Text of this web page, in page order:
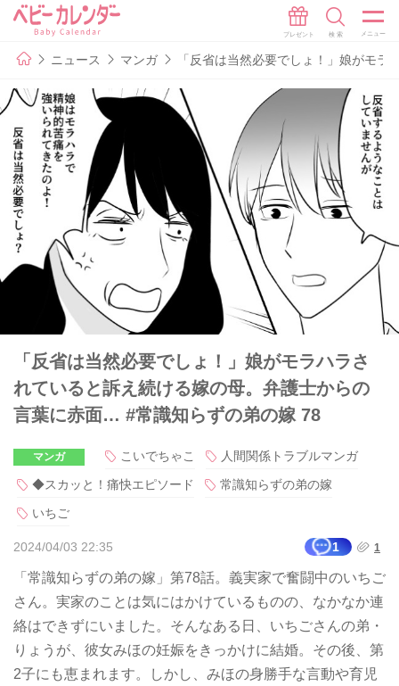
ニュース マンガ 「反省は当然必要でしょ！」娘がモ
「反省は当然必要でしょ！」娘がモラハラさ
れていると訴え続ける嫁の母。弁護士からの
言葉に赤面… #常識知らずの弟の嫁 78
マンガ こいでちゃこ
人間関係トラブルマンガ
◆スカッと！痛快エピソード
常識知らずの弟の嫁
いちご
2024/04/03 22:35 1 1
「常識知らずの弟の嫁」第78話。義実家で奮闘中のいちご
さん。実家のことは気にはかけているものの、なかなか連
絡はできずにいました。そんなある日、いちごさんの弟・
りょうが、彼女みほの妊娠をきっかけに結婚。その後、第
2子にも恵まれます。しかし、みほの身勝手な言動や育児